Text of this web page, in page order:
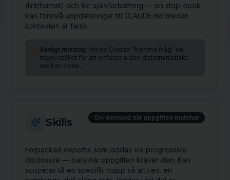
(lint/format) och för självförbättring — en stop-hook
kan föreslå uppdateringar till CLAUDE.md medan
kontexten är färsk.
Vanligt misstag: Att be Claude "komma ihåg" en
regel istället för att enforce:a den deterministiskt
med en hook.
Skills On-demand när uppgiften matchar
Förpackad expertis som laddas via progressive
disclosure — bara när uppgiften kräver den. Kan
scope:as till en specifik mapp så att t.ex. en